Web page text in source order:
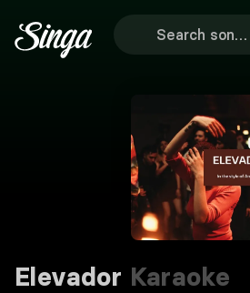
Elevador Karaoke